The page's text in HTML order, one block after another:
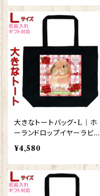
大きなトートバッグ・L｜ホ
ーランドロップイヤーラビッ
ト・うさぎ（黒）【型番 BL-13
9】きゃぴあーと KYAPIArt
¥4,580